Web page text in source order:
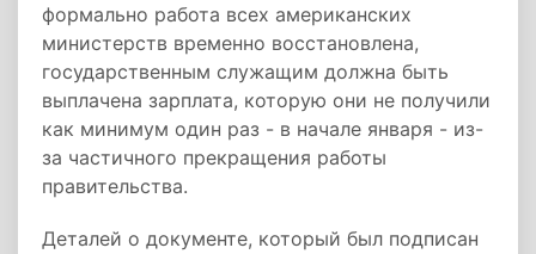
формально работа всех американских
министерств временно восстановлена,
государственным служащим должна быть
выплачена зарплата, которую они не получили
как минимум один раз - в начале января - из-
за частичного прекращения работы
правительства.
Деталей о документе, который был подписан